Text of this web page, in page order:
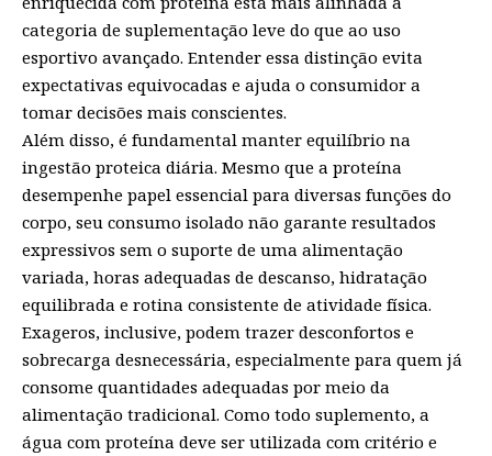
categoria de suplementação leve do que ao uso
esportivo avançado. Entender essa distinção evita
expectativas equivocadas e ajuda o consumidor a
tomar decisões mais conscientes.
Além disso, é fundamental manter equilíbrio na
ingestão proteica diária. Mesmo que a proteína
desempenhe papel essencial para diversas funções do
corpo, seu consumo isolado não garante resultados
expressivos sem o suporte de uma alimentação
variada, horas adequadas de descanso, hidratação
equilibrada e rotina consistente de atividade física.
Exageros, inclusive, podem trazer desconfortos e
sobrecarga desnecessária, especialmente para quem já
consome quantidades adequadas por meio da
alimentação tradicional. Como todo suplemento, a
água com proteína deve ser utilizada com critério e